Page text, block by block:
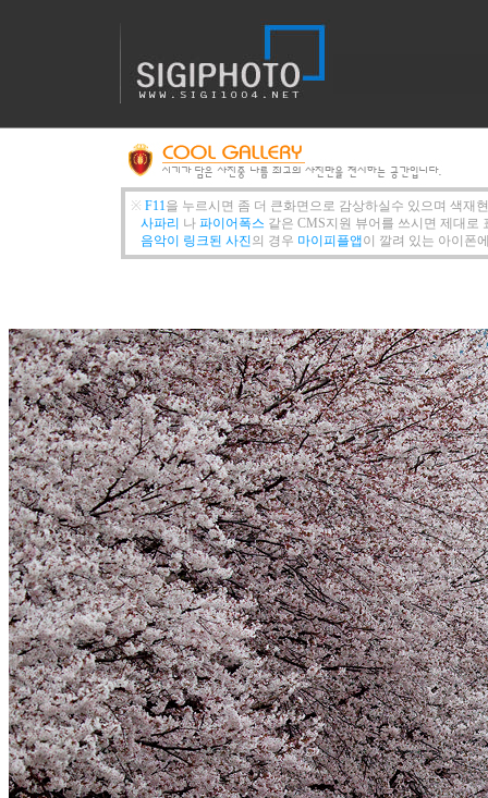
※ F11을 누르시면 좀 더 큰화면으로 감상하실수 있으며 색재
사파리 나 파이어폭스 같은 CMS지원 뷰어를 쓰시면 제대로
음악이 링크된 사진의 경우 마이피플앱이 깔려 있는 아이폰